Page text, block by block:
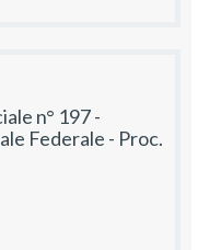
n° 197 -
Federale - Proc.